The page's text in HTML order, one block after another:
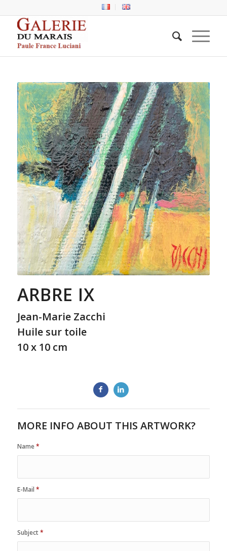
ARBRE IX
Jean-Marie Zacchi
Huile sur toile
10 x 10 cm
MORE INFO ABOUT THIS ARTWORK?
Name*
E-Mail *
Subject*